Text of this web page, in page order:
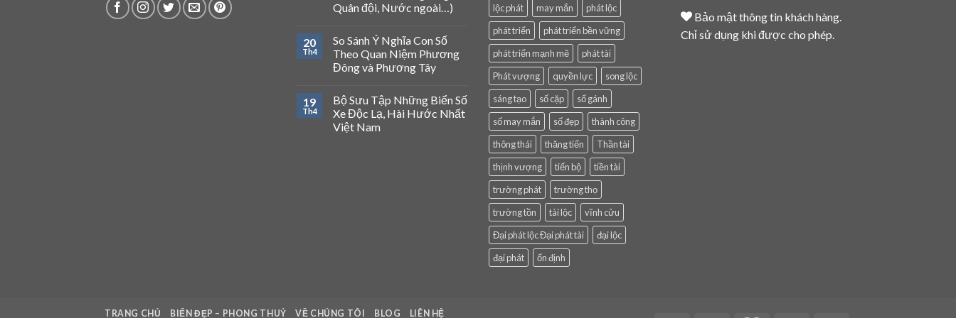
Quân đội, Nước ngoài…)
20
Th4
So Sánh Ý Nghĩa Con Số
Theo Quan Niệm Phương
Đông và Phương Tây
19
Th4
Bộ Sưu Tập Những Biển Số
Xe Độc Lạ, Hài Hước Nhất
Việt Nam
lộc phát
may mắn
phát lộc
phát triển
phát triển bền vững
phát triển mạnh mẽ
phát tài
Phát vượng
quyền lực
song lộc
sáng tạo
số cặp
số gánh
số may mắn
số đẹp
thành công
thông thái
thăng tiến
Thần tài
thịnh vượng
tiến bộ
tiền tài
trường phát
trường thọ
trường tồn
tài lộc
vĩnh cửu
Đại phát lộc Đại phát tài
đại lộc
đại phát
ổn định
Bảo mật thông tin khách hàng.
Chỉ sử dụng khi được cho phép.
TRANG CHỦ BIỂN ĐẸP – PHONG THUỶ VỀ CHÚNG TÔI BLOG LIÊN HỆ